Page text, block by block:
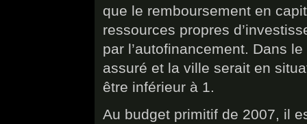
que le remboursement en
ressources propres
par l’autofinancement. Dans
assuré et la ville serait en
être inférieur à 1.
Au budget primitif de 2007, il